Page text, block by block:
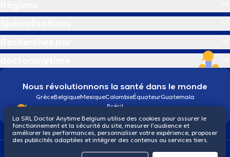
Nous révolutionnons la santé dans le monde
GrèceBelgiqueMexiqueColombieÉquateurGuatemala
Brésil
Conditions généralesCookiesPolitique de confidentialité
La SRL Doctor Anytime Belgium utilise des cookies pour assurer le
fonctionnement et la sécurité du site, mesurer l’audience et
améliorer les performances, personnaliser votre expérience, proposer
des publicités adaptées et intégrer des contenus ou services tiers.